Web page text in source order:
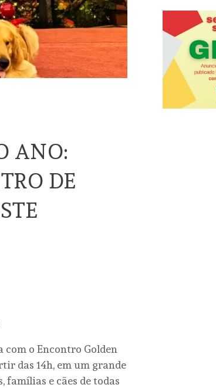
ANO:
DE
o Encontro Golden
das 14h, em um grande
famílias e cães de todas